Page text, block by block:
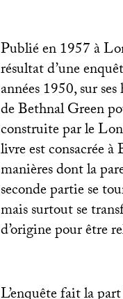
Publié en 1957 à
résultat d’une
années 1950, sur
de Bethnal Green
construite par le
livre est consacrée
manières dont la
seconde partie se
mais surtout se
d’origine pour être